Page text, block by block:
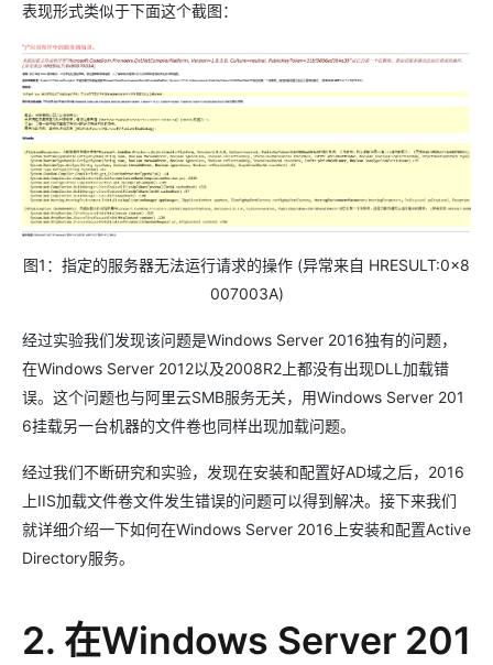
表现形式类似于下面这个截图：
图1：指定的服务器无法运行请求的操作 (异常来自 HRESULT:0x8
007003A)
经过实验我们发现该问题是Windows Server 2016独有的问题，
在Windows Server 2012以及2008R2上都没有出现DLL加载错
误。这个问题也与阿里云SMB服务无关，用Windows Server 201
6挂载另一台机器的文件卷也同样出现加载问题。
经过我们不断研究和实验，发现在安装和配置好AD域之后，2016
上IIS加载文件卷文件发生错误的问题可以得到解决。接下来我们
就详细介绍一下如何在Windows Server 2016上安装和配置Active
Directory服务。
2. 在Windows Server 201